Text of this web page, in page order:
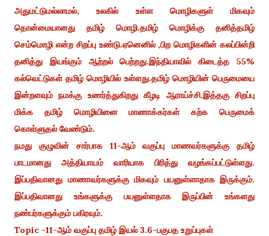
அதுமட்டுமல்லாமல், உலகில் உள்ள மொழிகளுள் மிகவும்
தொன்மையானது தமிழ் மொழி.தமிழ் மொழிக்கு தனித்தமிழ்
செம்மொழி என்ற சிறப்பு உண்டு.ஏனெனில் ,பிற மொழிகளின் கலப்பின்றி
தனித்து இயங்கும் ஆற்றல் பெற்றது.இந்தியாவில் கிடைத்த 55%
கல்வெட்டுகள் தமிழ் மொழியில் உள்ளது.தமிழ் மொழியின் பெருமையை
இன்றளவும் நமக்கு உணர்த்துகிறது கீழடி ஆராய்ச்சி.இத்தகு சிறப்பு
மிக்க தமிழ் மொழியினை மாணாக்கர்கள் கற்க பெருமைக்
கொள்ளுதல் வேண்டும்.
நமது குழுவின் சார்பாக 11-ஆம் வகுப்பு மாணவர்களுக்கு தமிழ்
பாடமானது அத்தியாயம் வாரியாக பிரித்து வழங்கப்பட்டுள்ளது.
இப்பதிவானது மாணாவர்களுக்கு மிகவும் பயனுள்ளாதாக இருக்கும்.
இப்பதிவானது உங்களுக்கு பயனுள்ளதாக இருப்பின் உங்களது
நண்பர்களுக்கும் பகிரவும்.
Topic -11-ஆம் வகுப்பு தமிழ் இயல் 3.6-பகுபத உறுப்புகள்